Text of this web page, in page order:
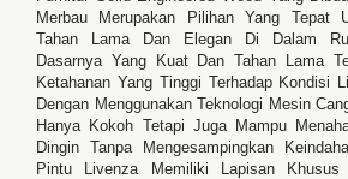
Merbau Merupakan Pilihan Yang Tepat
Tahan Lama Dan Elegan Di Dalam
Dasarnya Yang Kuat Dan Tahan Lama
Ketahanan Yang Tinggi Terhadap Kondisi
Dengan Menggunakan Teknologi Mesin
Hanya Kokoh Tetapi Juga Mampu
Dingin Tanpa Mengesampingkan
Pintu Livenza Memiliki Lapisan